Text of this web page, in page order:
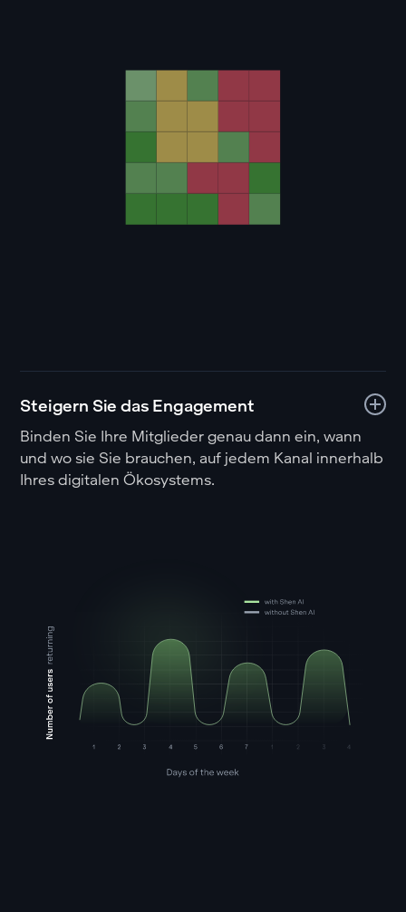
Steigern Sie das Engagement
Binden Sie Ihre Mitglieder genau dann ein, wann
und wo sie Sie brauchen, auf jedem Kanal innerhalb
Ihres digitalen Ökosystems.